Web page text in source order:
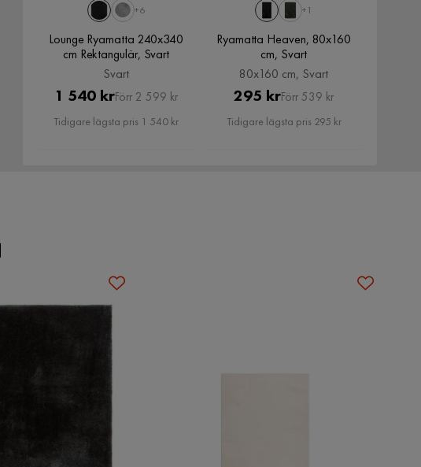
+6
Lounge Ryamatta 240x340
cm Rektangulär, Svart
Svart
Pris
1 540 krOriginal
Pris
Förr 2 599 kr
Tidigare lägsta pris 1 540 kr
+1
Ryamatta Heaven, 80x160
cm, Svart
80x160 cm, Svart
Pris
295 krOriginal
Pris
Förr 539 kr
Tidigare lägsta pris 295 kr